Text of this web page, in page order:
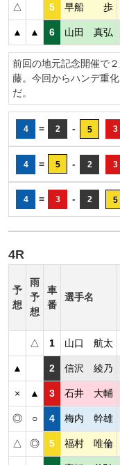
△ 5 早船 歩
▲ ▲ 6 山田 真弘
前回の地元記念開催で
藤。今回からハンデ重
だ。
4 = 2 - 5 3
4 = 5 - 2 3
4 = 3 - 2 5
4R
予
想
雨
予
想
車
番
選手名
△ 1 山口 航太
▲ 2 信沢 綾乃
× ▲ 3 石井 大輔
◎ ○ 4 梅内 幹雄
△ ◎ 5 福村 唯倫